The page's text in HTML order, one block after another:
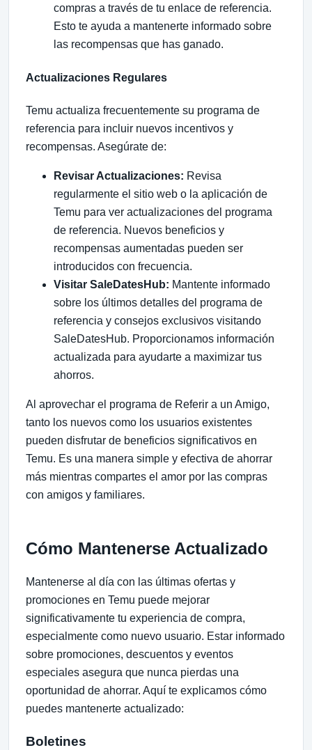
compras a través de tu enlace de referencia.
Esto te ayuda a mantenerte informado sobre
las recompensas que has ganado.
Actualizaciones Regulares
Temu actualiza frecuentemente su programa de
referencia para incluir nuevos incentivos y
recompensas. Asegúrate de:
Revisar Actualizaciones: Revisa
regularmente el sitio web o la aplicación de
Temu para ver actualizaciones del programa
de referencia. Nuevos beneficios y
recompensas aumentadas pueden ser
introducidos con frecuencia.
Visitar SaleDatesHub: Mantente informado
sobre los últimos detalles del programa de
referencia y consejos exclusivos visitando
SaleDatesHub. Proporcionamos información
actualizada para ayudarte a maximizar tus
ahorros.
Al aprovechar el programa de Referir a un Amigo,
tanto los nuevos como los usuarios existentes
pueden disfrutar de beneficios significativos en
Temu. Es una manera simple y efectiva de ahorrar
más mientras compartes el amor por las compras
con amigos y familiares.
Cómo Mantenerse Actualizado
Mantenerse al día con las últimas ofertas y
promociones en Temu puede mejorar
significativamente tu experiencia de compra,
especialmente como nuevo usuario. Estar informado
sobre promociones, descuentos y eventos
especiales asegura que nunca pierdas una
oportunidad de ahorrar. Aquí te explicamos cómo
puedes mantenerte actualizado:
Boletines